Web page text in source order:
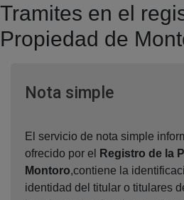
Tramites en el
Propiedad de
Nota simpleVentana
El servicio de nota simple
ofrecido por el
Registro de la
Montoro,contiene la
identidad del titular o titulares